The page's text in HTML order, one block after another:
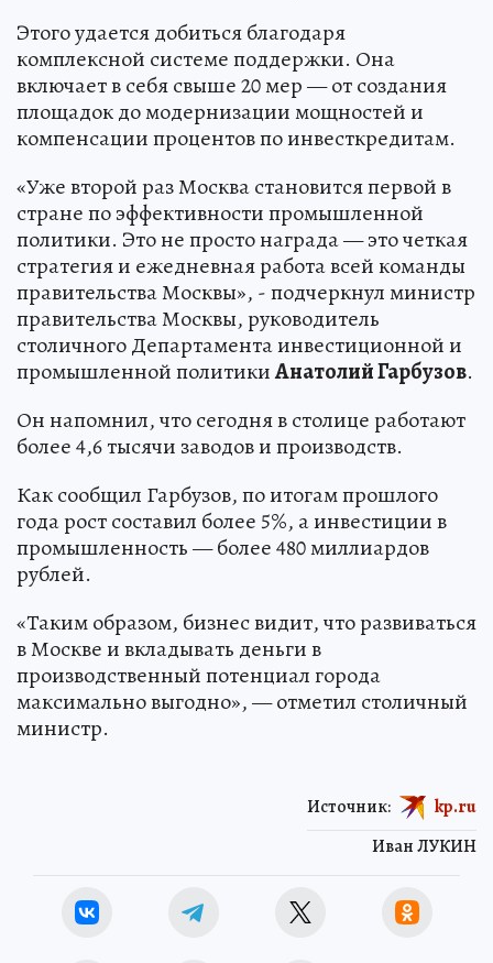
Этого удается добиться благодаря
комплексной системе поддержки. Она
включает в себя свыше 20 мер — от создания
площадок до модернизации мощностей и
компенсации процентов по инвесткредитам.
«Уже второй раз Москва становится первой в
стране по эффективности промышленной
политики. Это не просто награда — это четкая
стратегия и ежедневная работа всей команды
правительства Москвы», - подчеркнул министр
правительства Москвы, руководитель
столичного Департамента инвестиционной и
промышленной политикиАнатолий Гарбузов.
Он напомнил, что сегодня в столице работают
более 4,6 тысячи заводов и производств.
Как сообщил Гарбузов, по итогам прошлого
года рост составил более 5%, а инвестиции в
промышленность — более 480 миллиардов
рублей.
«Таким образом, бизнес видит, что развиваться
в Москве и вкладывать деньги в
производственный потенциал города
максимально выгодно», — отметил столичный
министр.
Иван ЛУКИН
Источник: kp.ru